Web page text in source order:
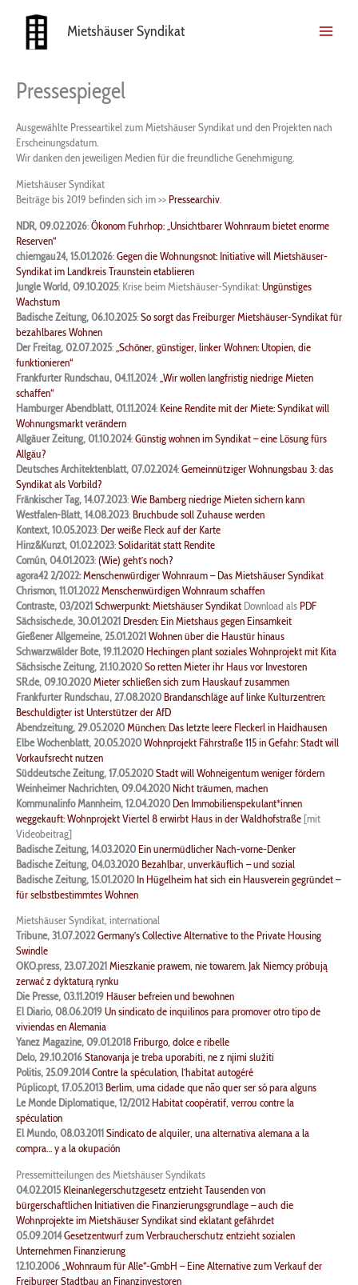
springen
Mietshäuser Syndikat
Pressespiegel
Ausgewählte Presseartikel zum Mietshäuser Syndikat und den Projekten nach
Erscheinungsdatum.
Wir danken den jeweiligen Medien für die freundliche Genehmigung.
Mietshäuser Syndikat
Beiträge bis 2019 befinden sich im >> Pressearchiv
NDR, 09.02.2026:Ökonom Fuhrhop: „Unsichtbarer Wohnraum bietet enorme
Reserven“
chiemgau24, 15.01.2026:Gegen die Wohnungsnot: Initiative will Mietshäuser-
Syndikat im Landkreis Traunstein etablieren
Jungle World, 09.10.2025: Krise beim Mietshäuser-Syndikat:Ungünstiges
Wachstum
Badische Zeitung, 06.10.2025:So sorgt das Freiburger Mietshäuser-Syndikat für
bezahlbares Wohnen
Der Freitag, 02.07.2025: „Schöner, günstiger, linker Wohnen: Utopien, die
funktionieren“
Frankfurter Rundschau, 04.11.2024: „Wir wollen langfristig niedrige Mieten
schaffen“
Hamburger Abendblatt, 01.11.2024: Keine Rendite mit der Miete: Syndikat will
Wohnungsmarkt verändern
Allgäuer Zeitung, 01.10.2024:Günstig wohnen im Syndikat – eine Lösung fürs
Allgäu?
Deutsches Architektenblatt, 07.02.2024:Gemeinnütziger Wohnungsbau 3: das
Syndikat als Vorbild?
Fränkischer Tag, 14.07.2023:Wie Bamberg niedrige Mieten sichern kann
Westfalen-Blatt, 14.08.2023: Bruchbude soll Zuhause werden
Kontext, 10.05.2023: Der weiße Fleck auf der Karte
Hinz&Kunzt, 01.02.2023:Solidarität statt Rendite
Común, 04.01.2023:(Wie) geht’s noch?
agora42 2/2022:Menschenwürdiger Wohnraum – Das Mietshäuser Syndikat
Chrismon, 11.01.2022Menschenwürdigen Wohnraum schaffen
Contraste, 03/2021Schwerpunkt: Mietshäuser Syndikat Download als PDF
Sächsische.de, 30.01.2021 Dresden: Ein Mietshaus gegen Einsamkeit
Gießener Allgemeine, 25.01.2021Wohnen über die Haustür hinaus
Schwarzwälder Bote, 19.11.2020 Hechingen plant soziales Wohnprojekt mit Kita
Sächsische Zeitung, 21.10.2020So retten Mieter ihr Haus vor Investoren
SR.de, 09.10.2020Mieter schließen sich zum Hauskauf zusammen
Frankfurter Rundschau, 27.08.2020 Brandanschläge auf linke Kulturzentren:
Beschuldigter ist Unterstützer der AfD
Abendzeitung, 29.05.2020München: Das letzte leere Fleckerl in Haidhausen
Elbe Wochenblatt, 20.05.2020Wohnprojekt Fährstraße 115 in Gefahr: Stadt will
Vorkaufsrecht nutzen
Süddeutsche Zeitung, 17.05.2020Stadt will Wohneigentum weniger fördern
Weinheimer Nachrichten, 09.04.2020 Nicht träumen, machen
Kommunalinfo Mannheim, 12.04.2020 Den Immobilienspekulant*innen
weggekauft: Wohnprojekt Viertel 8 erwirbt Haus in der Waldhofstraße[mit
Videobeitrag]
Badische Zeitung, 14.03.2020 Ein unermüdlicher Nach-vorne-Denker
Badische Zeitung, 04.03.2020 Bezahlbar, unverkäuflich – und sozial
Badische Zeitung, 15.01.2020 In Hügelheim hat sich ein Hausverein gegründet –
für selbstbestimmtes Wohnen
Mietshäuser Syndikat, international
Tribune, 31.07.2022Germany’s Collective Alternative to the Private Housing
Swindle
OKO.press, 23.07.2021Mieszkanie prawem, nie towarem. Jak Niemcy próbują
zerwać z dyktaturą rynku
Die Presse, 03.11.2019 Häuser befreien und bewohnen
El Diario, 08.06.2019Un sindicato de inquilinos para promover otro tipo de
viviendas en Alemania
Yanez Magazine,09.01.2018 Friburgo, dolce e ribelle
Delo, 29.10.2016Stanovanja je treba uporabiti, ne z njimi služiti
Politis, 25.09.2014Contre la spéculation, l’habitat autogéré
Púplico.pt, 17.05.2013 Berlim, uma cidade que não quer ser só para alguns
Le Monde Diplomatique,12/2012 Habitat coopératif, verrou contre la
spéculation
El Mundo, 08.03.2011Sindicato de alquiler, una alternativa alemana a la
compra… y a la okupación
Pressemitteilungen des Mietshäuser Syndikats
04.02.2015 Kleinanlegerschutzgesetz entzieht Tausenden von
bürgerschaftlichen Initiativen die Finanzierungsgrundlage – auch die
Wohnprojekte im Mietshäuser Syndikat sind eklatant gefährdet
05.09.2014Gesetzentwurf zum Verbraucherschutz entzieht sozialen
Unternehmen Finanzierung
12.10.2006 „Wohnraum für Alle“-GmbH – Eine Alternative zum Verkauf der
Freiburger Stadtbau an Finanzinvestoren